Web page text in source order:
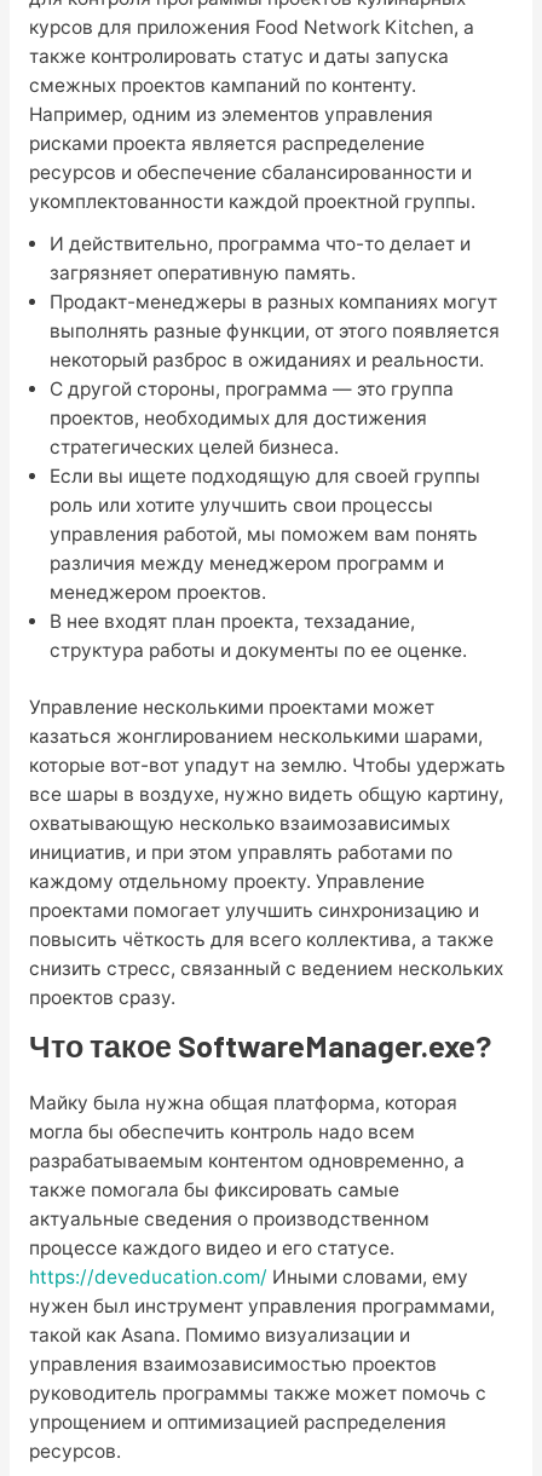
курсов для приложения Food Network Kitchen, а
также контролировать статус и даты запуска
смежных проектов кампаний по контенту.
Например, одним из элементов управления
рисками проекта является распределение
ресурсов и обеспечение сбалансированности и
укомплектованности каждой проектной группы.
И действительно, программа что-то делает и
загрязняет оперативную память.
Продакт-менеджеры в разных компаниях могут
выполнять разные функции, от этого появляется
некоторый разброс в ожиданиях и реальности.
С другой стороны, программа — это группа
проектов, необходимых для достижения
стратегических целей бизнеса.
Если вы ищете подходящую для своей группы
роль или хотите улучшить свои процессы
управления работой, мы поможем вам понять
различия между менеджером программ и
менеджером проектов.
В нее входят план проекта, техзадание,
структура работы и документы по ее оценке.
Управление несколькими проектами может
казаться жонглированием несколькими шарами,
которые вот-вот упадут на землю. Чтобы удержать
все шары в воздухе, нужно видеть общую картину,
охватывающую несколько взаимозависимых
инициатив, и при этом управлять работами по
каждому отдельному проекту. Управление
проектами помогает улучшить синхронизацию и
повысить чёткость для всего коллектива, а также
снизить стресс, связанный с ведением нескольких
проектов сразу.
Что такое SoftwareManager.exe?
Майку была нужна общая платформа, которая
могла бы обеспечить контроль надо всем
разрабатываемым контентом одновременно, а
также помогала бы фиксировать самые
актуальные сведения о производственном
процессе каждого видео и его статусе.
https://deveducation.com/ Иными словами, ему
нужен был инструмент управления программами,
такой как Asana. Помимо визуализации и
управления взаимозависимостью проектов
руководитель программы также может помочь с
упрощением и оптимизацией распределения
ресурсов.